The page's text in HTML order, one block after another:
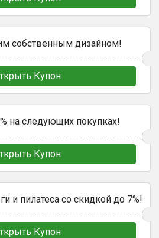
собственным дизайном!
Купон
на следующих покупках!
Купон
и пилатеса со скидкой до 7%!
Купон